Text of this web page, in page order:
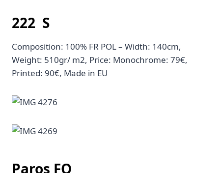
222 S
Composition: 100% FR POL – Width: 140cm,
Weight: 510gr/ m2, Price: Monochrome: 79€,
Printed: 90€, Made in EU
Paros FO